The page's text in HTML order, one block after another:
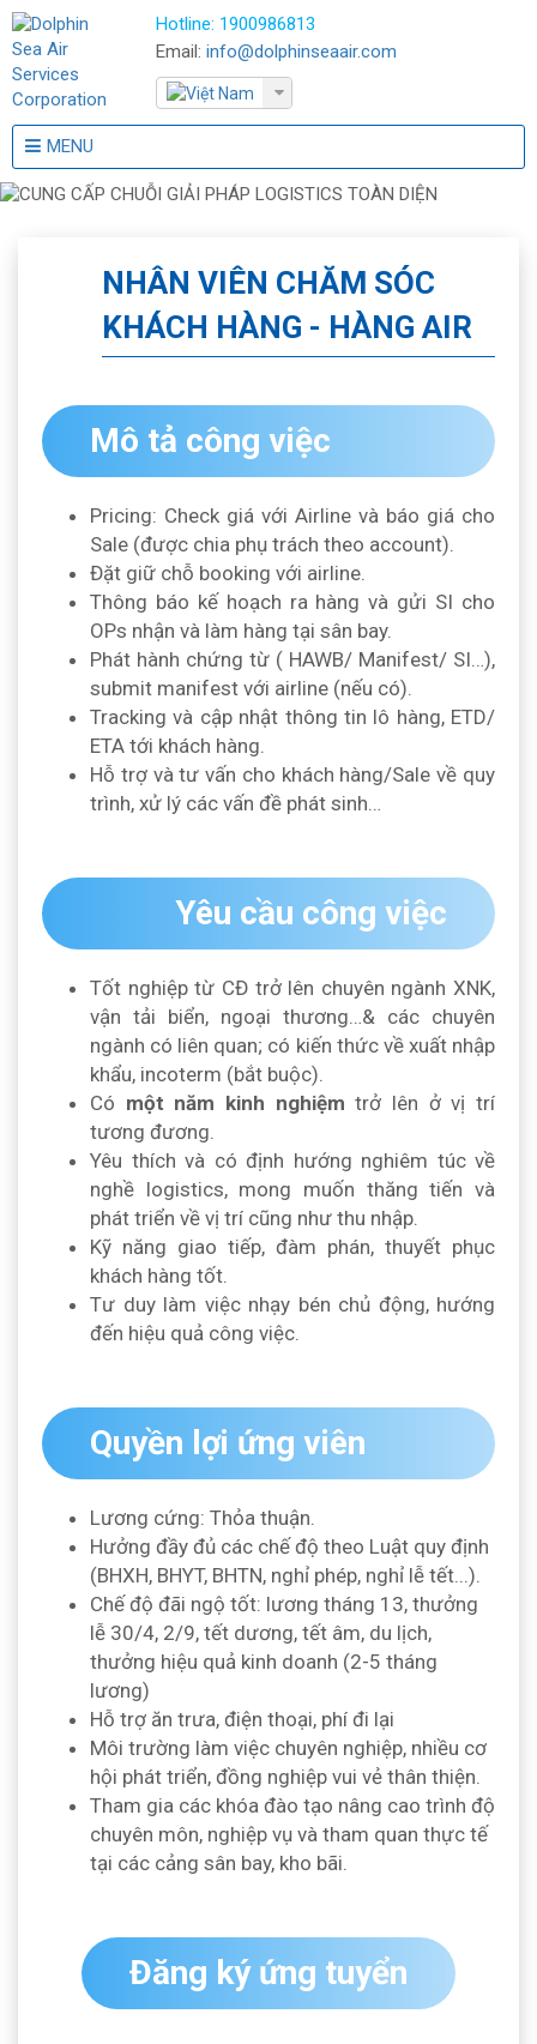
Hotline: 1900986813
Email: info@dolphinseaair.com
MENU
NHÂN VIÊN CHĂM SÓC
KHÁCH HÀNG - HÀNG AIR
Mô tả công việc
Pricing: Check giá với Airline và báo giá cho
Sale (được chia phụ trách theo account).
Đặt giữ chỗ booking với airline.
Thông báo kế hoạch ra hàng và gửi SI cho
OPs nhận và làm hàng tại sân bay.
Phát hành chứng từ ( HAWB/ Manifest/ SI…),
submit manifest với airline (nếu có).
Tracking và cập nhật thông tin lô hàng, ETD/
ETA tới khách hàng.
Hỗ trợ và tư vấn cho khách hàng/Sale về quy
trình, xử lý các vấn đề phát sinh…
Yêu cầu công việc
Tốt nghiệp từ CĐ trở lên chuyên ngành XNK,
vận tải biển, ngoại thương…& các chuyên
ngành có liên quan; có kiến thức về xuất nhập
khẩu, incoterm (bắt buộc).
Có một năm kinh nghiệmtrở lên ở vị trí
tương đương.
Yêu thích và có định hướng nghiêm túc về
nghề logistics, mong muốn thăng tiến và
phát triển về vị trí cũng như thu nhập.
Kỹ năng giao tiếp, đàm phán, thuyết phục
khách hàng tốt.
Tư duy làm việc nhạy bén chủ động, hướng
đến hiệu quả công việc.
Quyền lợi ứng viên
Lương cứng: Thỏa thuận.
Hưởng đầy đủ các chế độ theo Luật quy định
(BHXH, BHYT, BHTN, nghỉ phép, nghỉ lễ tết...).
Chế độ đãi ngộ tốt: lương tháng 13, thưởng
lễ 30/4, 2/9, tết dương, tết âm, du lịch,
thưởng hiệu quả kinh doanh (2-5 tháng
lương)
Hỗ trợ ăn trưa, điện thoại, phí đi lại
Môi trường làm việc chuyên nghiệp, nhiều cơ
hội phát triển, đồng nghiệp vui vẻ thân thiện.
Tham gia các khóa đào tạo nâng cao trình độ
chuyên môn, nghiệp vụ và tham quan thực tế
tại các cảng sân bay, kho bãi.
Đăng ký ứng tuyển